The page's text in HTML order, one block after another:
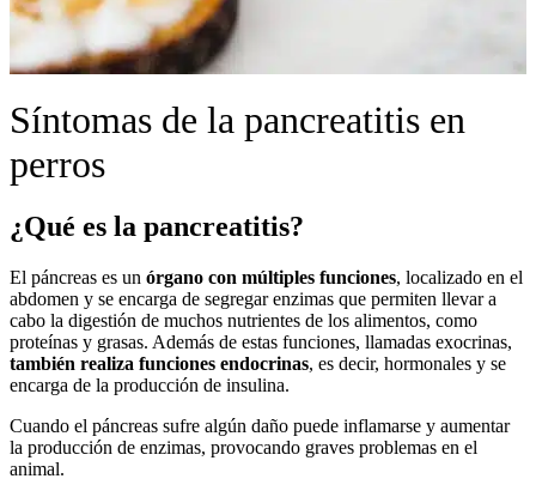
Síntomas de la pancreatitis en
perros
¿Qué es la pancreatitis?
El páncreas es un órgano con múltiples funciones, localizado en el
abdomen y se encarga de segregar enzimas que permiten llevar a
cabo la digestión de muchos nutrientes de los alimentos, como
proteínas y grasas. Además de estas funciones, llamadas exocrinas,
también realiza funciones endocrinas, es decir, hormonales y se
encarga de la producción de insulina.
Cuando el páncreas sufre algún daño puede inflamarse y aumentar
la producción de enzimas, provocando graves problemas en el
animal.